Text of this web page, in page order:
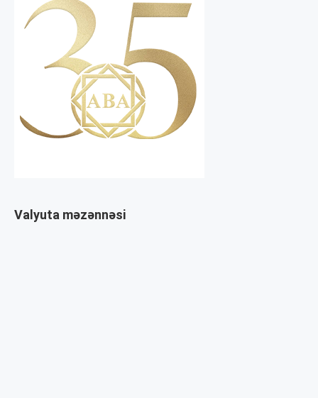
Valyuta məzənnəsi